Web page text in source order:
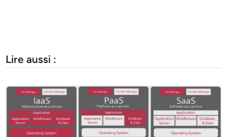
Lire aussi :